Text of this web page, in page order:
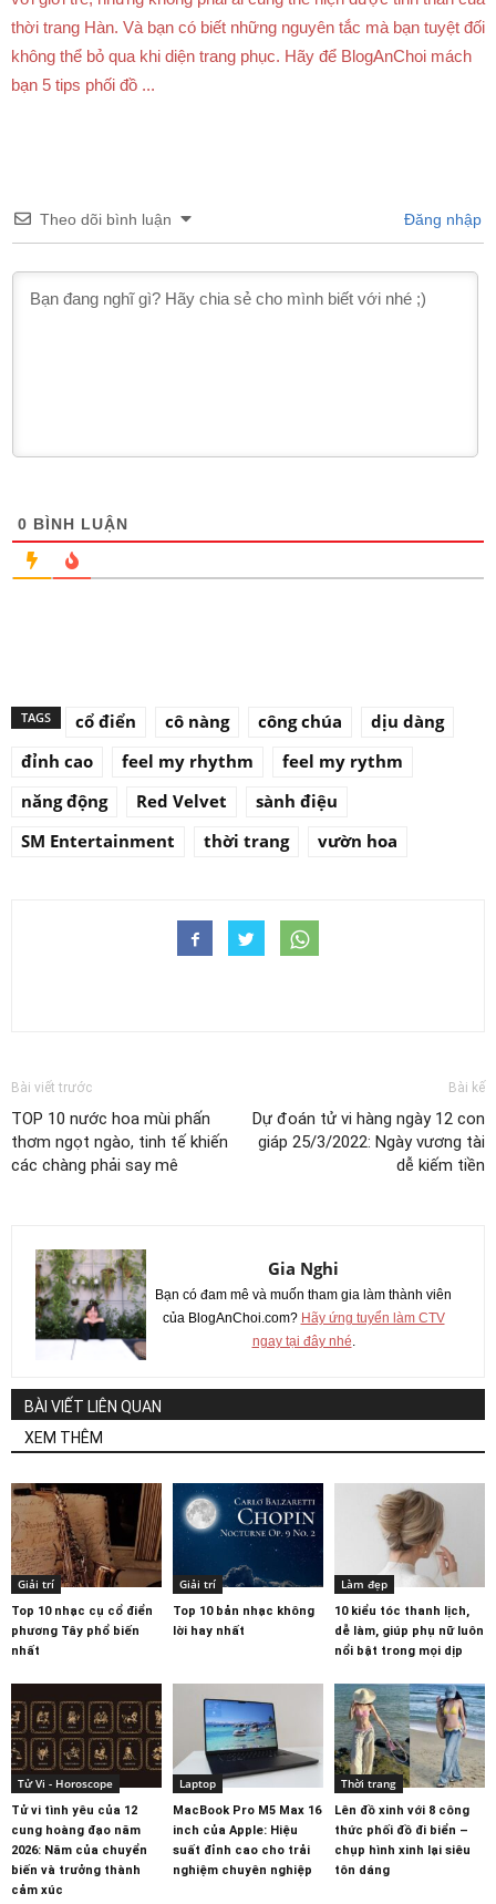
thời trang Hàn. Và bạn có biết những nguyên tắc mà bạn tuyệt đối
không thể bỏ qua khi diện trang phục. Hãy để BlogAnChoi mách
bạn 5 tips phối đồ ...
Theo dõi bình luận Đăng nhập
0 BÌNH LUẬN
TAGS cổ điển cô nàng công chúa
dịu dàng
đỉnh cao
feel my rhythm
feel my rythm
năng động
Red Velvet
sành điệu
SM Entertainment
thời trang vườn hoa
Bài viết trước
TOP 10 nước hoa mùi phấn
thơm ngọt ngào, tinh tế khiến
các chàng phải say mê
Bài kế
Dự đoán tử vi hàng ngày 12 con
giáp 25/3/2022: Ngày vương tài
dễ kiếm tiền
Gia Nghi
Bạn có đam mê và muốn tham gia làm thành viên
của BlogAnChoi.com? Hãy ứng tuyển làm CTV
ngay tại đây nhé.
BÀI VIẾT LIÊN QUAN
XEM THÊM
Giải trí
Top 10 nhạc cụ cổ điển
phương Tây phổ biến
nhất
Giải trí
Top 10 bản nhạc không
lời hay nhất
Làm đẹp
10 kiểu tóc thanh lịch,
dễ làm, giúp phụ nữ luôn
nổi bật trong mọi dịp
Tử Vi - Horoscope
Tử vi tình yêu của 12
cung hoàng đạo năm
2026: Năm của chuyển
biến và trưởng thành
cảm xúc
Laptop
MacBook Pro M5 Max 16
inch của Apple: Hiệu
suất đỉnh cao cho trải
nghiệm chuyên nghiệp
Thời trang
Lên đồ xinh với 8 công
thức phối đồ đi biển –
chụp hình xinh lại siêu
tôn dáng